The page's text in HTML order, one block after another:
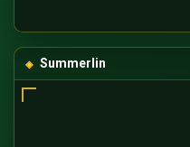
Summerlin